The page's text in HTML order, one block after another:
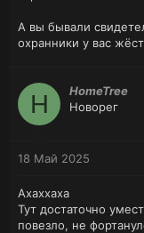
А вы бывали
охранники у вас
H
HomeTree
Новорег
18 Май 2025
Ахаххаха
Тут достаточно
повезло, не